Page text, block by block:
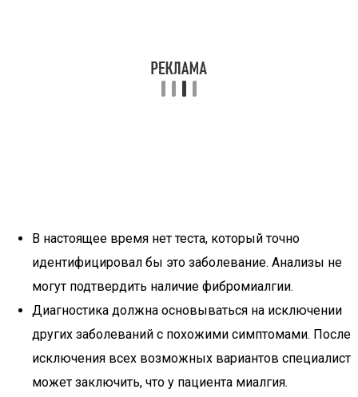
В настоящее время нет теста, который точно
идентифицировал бы это заболевание. Анализы не
могут подтвердить наличие фибромиалгии.
Диагностика должна основываться на исключении
других заболеваний с похожими симптомами. После
исключения всех возможных вариантов специалист
может заключить, что у пациента миалгия.